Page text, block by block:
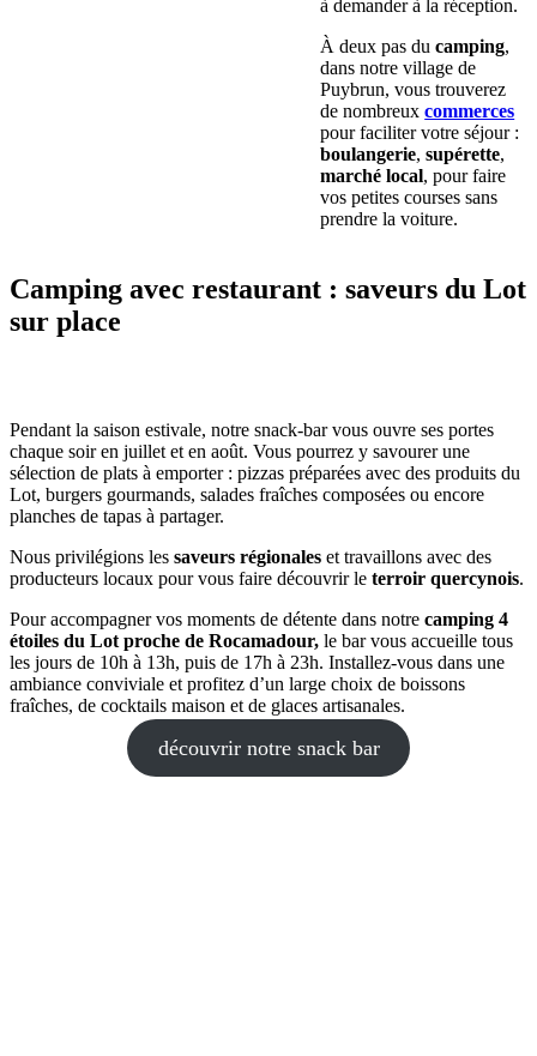
à demander à la réception.
À deux pas ducamping,
dans notre village de
Puybrun, vous trouverez
de nombreuxcommerces
pour faciliter votre séjour :
boulangerie,supérette,
marché local, pour faire
vos petites courses sans
prendre la voiture.
Camping avec restaurant : saveurs du Lot
sur place
Pendant la saison estivale, notre snack-bar vous ouvre ses portes
chaque soir en juillet et en août. Vous pourrez y savourer une
sélection de plats à emporter : pizzas préparées avec des produits du
Lot, burgers gourmands, salades fraîches composées ou encore
planches de tapas à partager.
Nous privilégions les saveurs régionales et travaillons avec des
producteurs locaux pour vous faire découvrir le terroir quercynois.
Pour accompagner vos moments de détente dans notre camping 4
étoiles du Lot proche de Rocamadour, le bar vous accueille tous
les jours de 10h à 13h, puis de 17h à 23h. Installez-vous dans une
ambiance conviviale et profitez d’un large choix de boissons
fraîches, de cocktails maison et de glaces artisanales.
découvrir notre snack bar